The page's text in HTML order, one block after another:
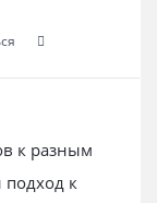
к разным
подход к